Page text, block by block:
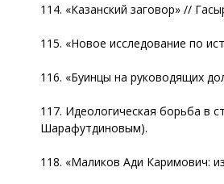
114. «Казанский заговор» //
115. «Новое исследование по
116. «Буинцы на руководящих
117. Идеологическая борьба в
Шарафутдиновым).
118. «Маликов Ади Каримович: